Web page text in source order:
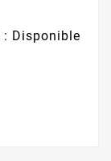
: Disponible